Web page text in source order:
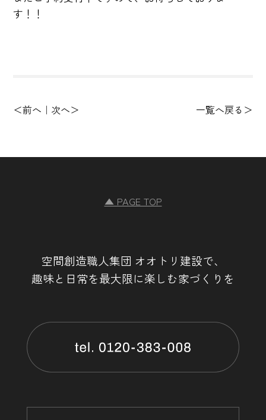
す！！
前へ 次へ 一覧へ戻る
▲ PAGE TOP
空間創造職人集団 オオトリ建設で、
趣味と日常を最大限に楽しむ家づくりを